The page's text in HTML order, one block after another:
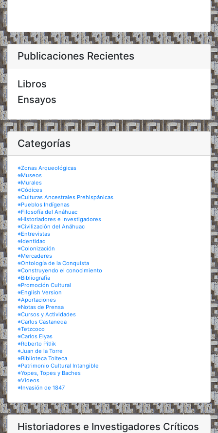
Publicaciones Recientes
Libros
Ensayos
Categorías
※Zonas Arqueológicas
※Museos
※Murales
※Códices
※Culturas Ancestrales Prehispánicas
※Pueblos Indígenas
※Filosofía del Anáhuac
※Historiadores e Investigadores
※Civilización del Anáhuac
※Entrevistas
※Identidad
※Colonización
※Mercaderes
※Ontología de la Conquista
※Construyendo el conocimiento
※Bibliografía
※Promoción Cultural
※English Version
※Aportaciones
※Notas de Prensa
※Cursos y Actividades
※Carlos Castaneda
※Tetzcoco
※Carlos Elyas
※Roberto Pitlik
※Juan de la Torre
※Biblioteca Tolteca
※Patrimonio Cultural Intangible
※Yopes, Topes y Baches
※Videos
※Invasión de 1847
Historiadores e Investigadores Críticos